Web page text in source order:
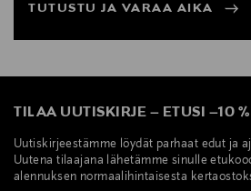
TUTUSTU JA VARAA AIKA
TILAA UUTISKIRJE – ETUSI –10 %
Uutiskirjeestämme löydät parhaat edut ja
Uutena tilaajana lähetämme sinulle
alennuksen normaalihintaisesta